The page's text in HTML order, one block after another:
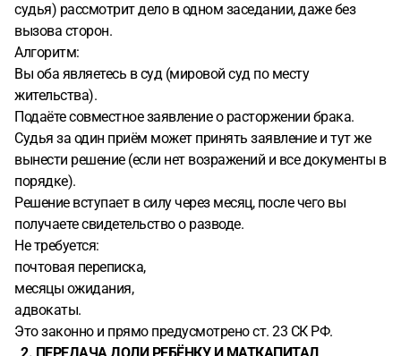
судья) рассмотрит дело в одном заседании, даже без
вызова сторон.
Алгоритм:
Вы оба являетесь в суд (мировой суд по месту
жительства).
Подаёте совместное заявление о расторжении брака.
Судья за один приём может принять заявление и тут же
вынести решение (если нет возражений и все документы в
порядке).
Решение вступает в силу через месяц, после чего вы
получаете свидетельство о разводе.
Не требуется:
почтовая переписка,
месяцы ожидания,
адвокаты.
Это законно и прямо предусмотрено ст. 23 СК РФ.